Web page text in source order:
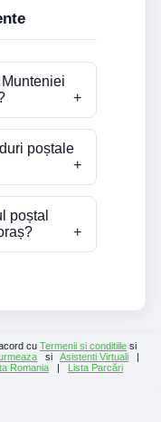
poștale
poștal
cu Termenii si conditiile si
si Asistenti Virtuali |
Romania | Lista Parcări